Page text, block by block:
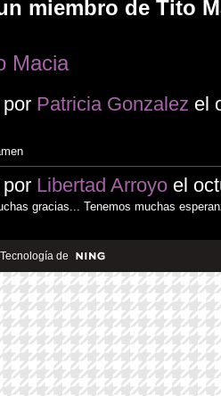
miembro de Tito
Macia
Patricia Gonzalez el
Libertad Arroyoel
gracias... Tenemos muchas
de